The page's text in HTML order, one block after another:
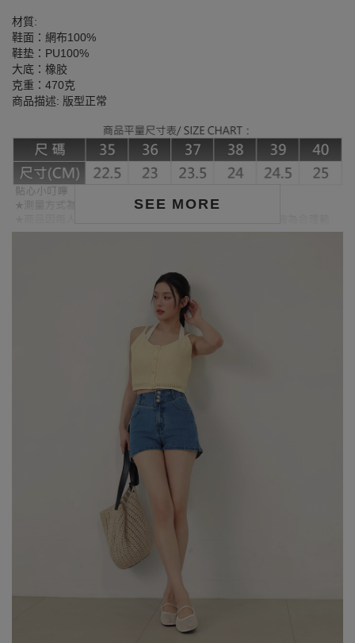
SEE MORE
材質:
鞋面：網布100%
鞋垫：PU100%
大底：橡胶
克重：470克
商品描述: 版型正常